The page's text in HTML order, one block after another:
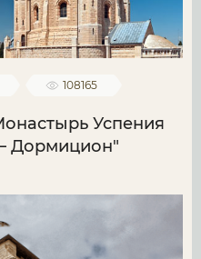
108165
Успения
Дормицион"